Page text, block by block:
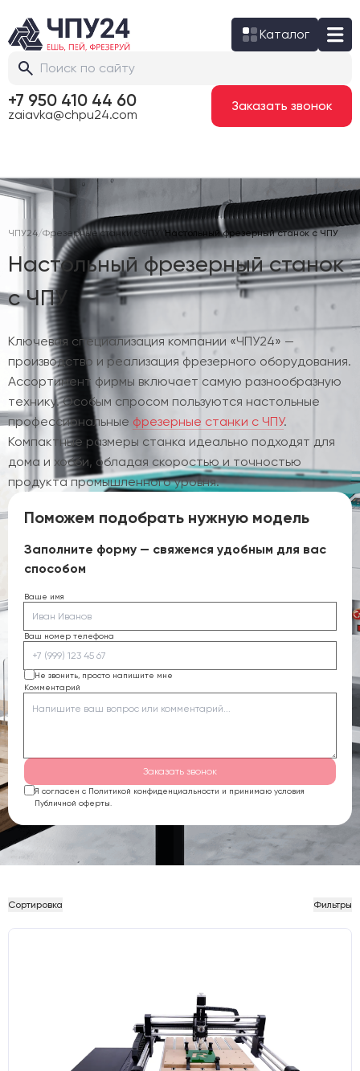
Каталог
+7 950 410 44 60
zaiavka@chpu24.com
Заказать звонок
ЧПУ24/Фрезерные станки с ЧПУ Настольный фрезерный станок с ЧПУ
Настольный фрезерный станок
с ЧПУ
Ключевая специализация компании «ЧПУ24» —
производство и реализация фрезерного оборудования.
Ассортимент фирмы включает самую разнообразную
технику. Особым спросом пользуются настольные
профессиональные фрезерные станки с ЧПУ.
Компактные размеры станка идеально подходят для
дома и хобби, обладая скоростью и точностью
продукта промышленного уровня.
Поможем подобрать нужную модель
Заполните форму — свяжемся удобным для вас
способом
Ваше имя
Ваш номер телефона
Не звонить, просто напишите мне
Комментарий
Заказать звонок
Я согласен с Политикой конфиденциальности и принимаю условия
Публичной оферты.
Сортировка Фильтры